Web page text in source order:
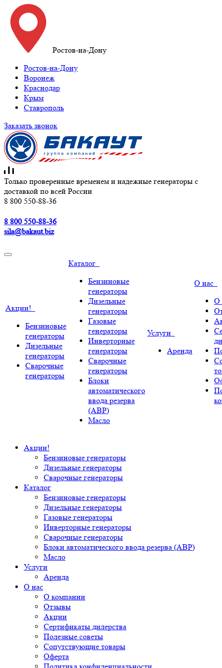
Ростов-на-Дону
Ростов-на-Дону
Воронеж
Краснодар
Крым
Ставрополь
Заказать звонок
Только проверенные временем и надежные генераторы с
доставкой по всей России
8 800 550-88-36
8 800 550-88-36
sila@bakaut.biz
Акции!
Бензиновые
генераторы
Дизельные
генераторы
Сварочные
генераторы
Каталог
Бензиновые
генераторы
Дизельные
генераторы
Газовые
генераторы
Инверторные
генераторы
Сварочные
генераторы
Блоки
автоматического
ввода резерва
(АВР)
Масло
Услуги
Аренда
О нас
О
Акции!
Бензиновые генераторы
Дизельные генераторы
Сварочные генераторы
Каталог
Бензиновые генераторы
Дизельные генераторы
Газовые генераторы
Инверторные генераторы
Сварочные генераторы
Блоки автоматического ввода резерва (АВР)
Масло
Услуги
Аренда
О нас
О компании
Отзывы
Акции
Сертификаты дилерства
Полезные советы
Сопутствующие товары
Оферта